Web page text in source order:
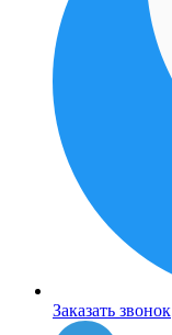
Заказать звонок